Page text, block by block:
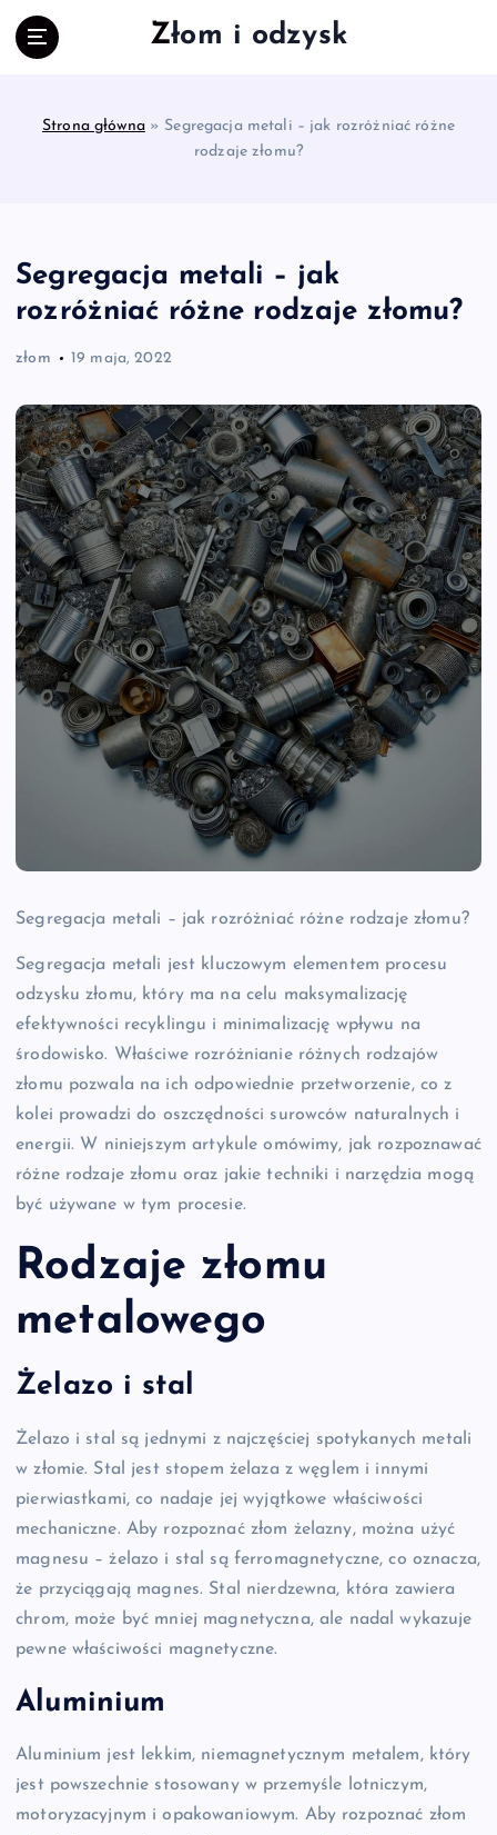
Złom i odzysk
Strona główna» Segregacja metali – jak rozróżniać różne
rodzaje złomu?
Segregacja metali – jak
rozróżniać różne rodzaje złomu?
złom 19 maja, 2022
Segregacja metali – jak rozróżniać różne rodzaje złomu?
Segregacja metali jest kluczowym elementem procesu
odzysku złomu, który ma na celu maksymalizację
efektywności recyklingu i minimalizację wpływu na
środowisko. Właściwe rozróżnianie różnych rodzajów
złomu pozwala na ich odpowiednie przetworzenie, co z
kolei prowadzi do oszczędności surowców naturalnych i
energii. W niniejszym artykule omówimy, jak rozpoznawać
różne rodzaje złomu oraz jakie techniki i narzędzia mogą
być używane w tym procesie.
Rodzaje złomu
metalowego
Żelazo i stal
Żelazo i stal są jednymi z najczęściej spotykanych metali
w złomie. Stal jest stopem żelaza z węglem i innymi
pierwiastkami, co nadaje jej wyjątkowe właściwości
mechaniczne. Aby rozpoznać złom żelazny, można użyć
magnesu – żelazo i stal są ferromagnetyczne, co oznacza,
że przyciągają magnes. Stal nierdzewna, która zawiera
chrom, może być mniej magnetyczna, ale nadal wykazuje
pewne właściwości magnetyczne.
Aluminium
Aluminium jest lekkim, niemagnetycznym metalem, który
jest powszechnie stosowany w przemyśle lotniczym,
motoryzacyjnym i opakowaniowym. Aby rozpoznać złom